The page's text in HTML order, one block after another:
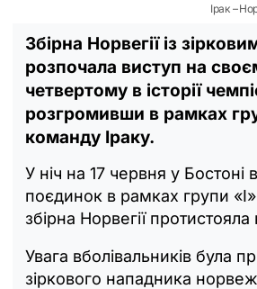
Ірак –
Збірна Норвегії із
розпочала виступ на
четвертому в історії
розгромивши в рамках
команду Іраку.
У ніч на 17 червня у Бостоні
поєдинок в рамках групи
збірна Норвегії протистояла
Увага вболівальників була
зіркового нападника